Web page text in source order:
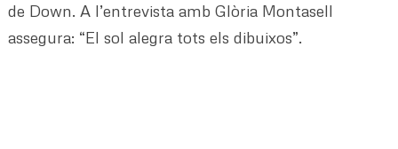
de Down. A l’entrevista amb Glòria Montasell
assegura: “El sol alegra tots els dibuixos”.